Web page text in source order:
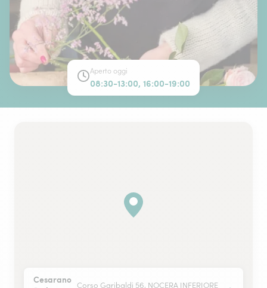
Aperto oggi
08:30-13:00, 16:00-19:00
Cesarano
Corso Garibaldi 56, NOCERA INFERIORE